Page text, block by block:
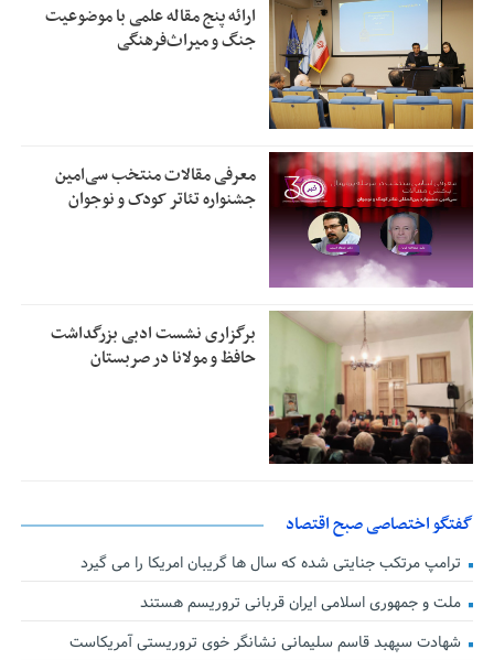
ارائه پنج مقاله علمی با موضوعیت
جنگ و میراث‌فرهنگی
معرفی مقالات منتخب سی‌امین
جشنواره تئاتر کودک و نوجوان
برگزاری نشست ادبی بزرگداشت
حافظ و مولانا در صربستان
گفتگو اختصاصی صبح اقتصاد
ترامپ مرتکب جنایتی شده که سال ها گریبان امریکا را می گیرد
ملت و جمهوری اسلامی ایران قربانی تروریسم هستند
شهادت سپهبد قاسم سلیمانی نشانگر خوی تروریستی آمریکاست